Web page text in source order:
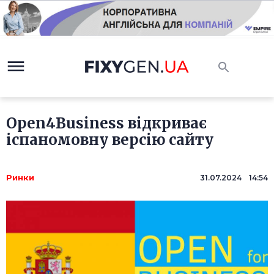
Open4Business відкриває
іспаномовну версію сайту
Ринки 31.07.2024 14:54